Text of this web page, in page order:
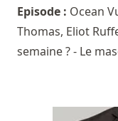
Episode : Ocean
Thomas, Eliot
semaine ? - Le